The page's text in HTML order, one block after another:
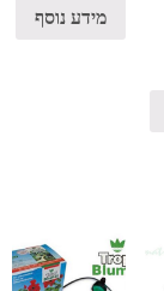
מידע נוסף